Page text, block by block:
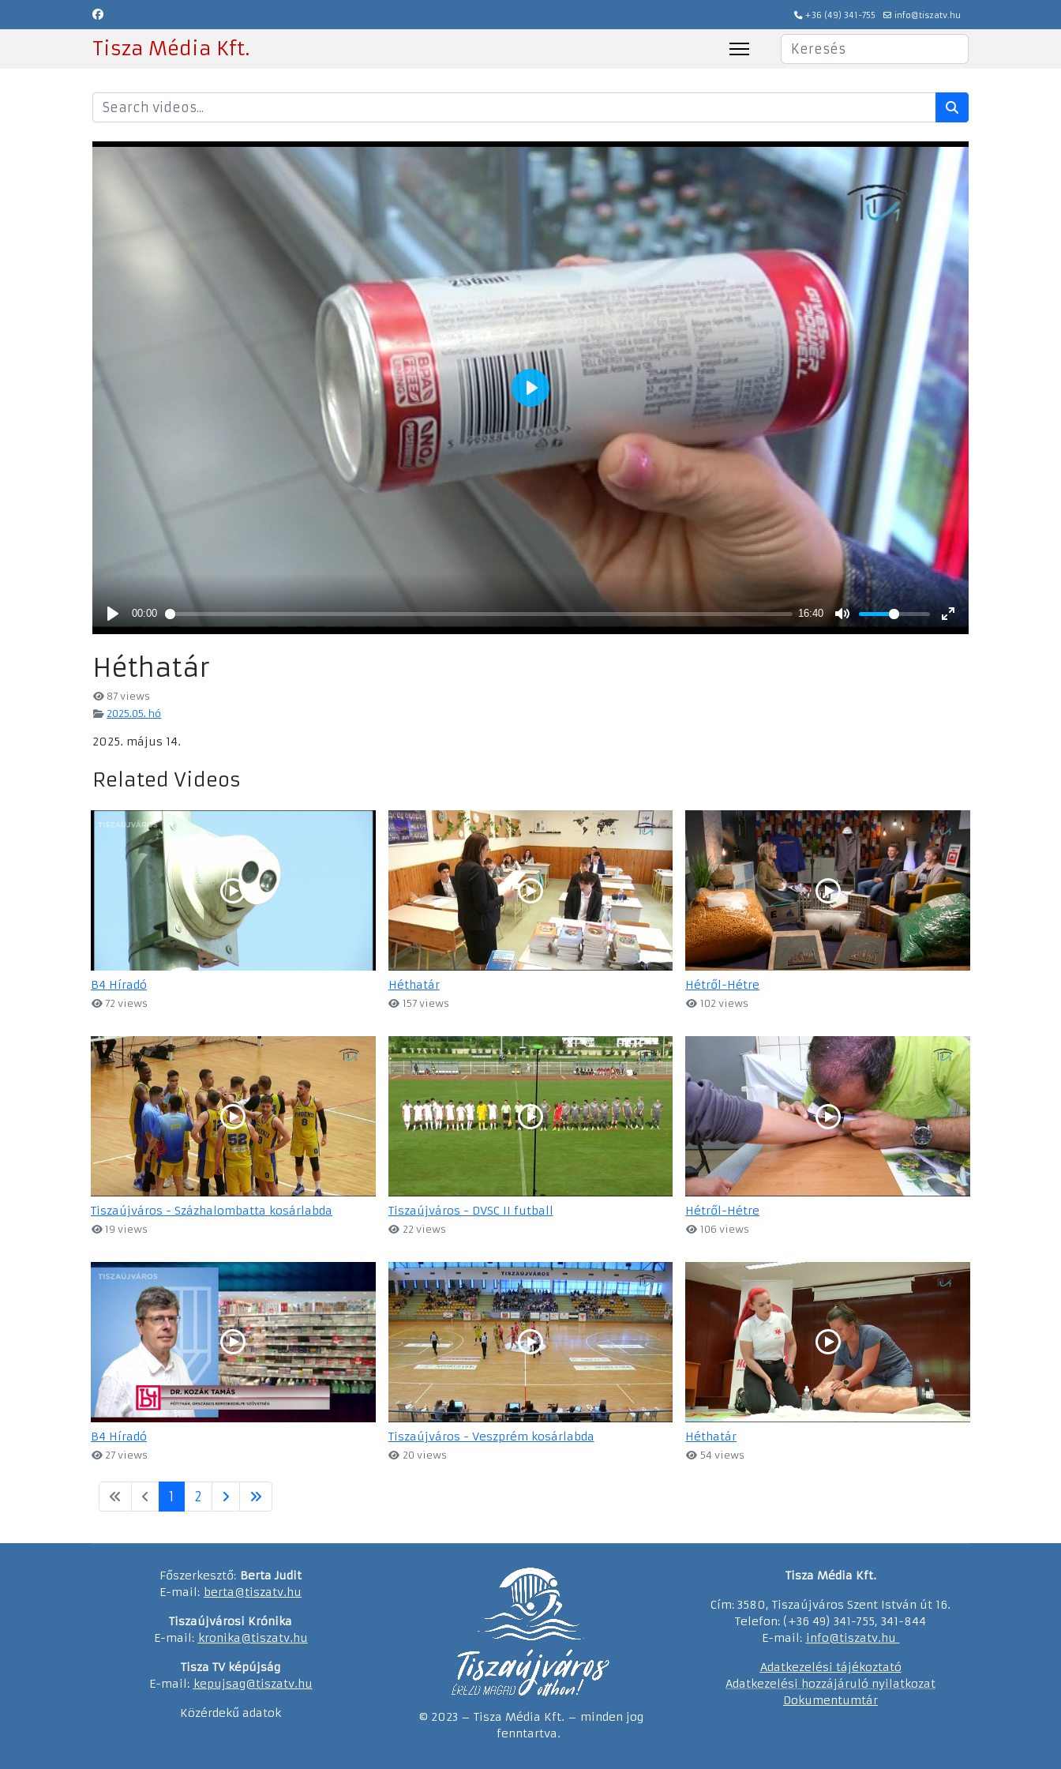
+36 (49) 341-755 info@tiszatv.hu
Tisza Média Kft. Keresés
Héthatár
87 views
2025.05. hó
2025. május 14.
Related Videos
B4 Híradó
72 views
Héthatár
157 views
Hétről-Hétre
102 views
Tiszaújváros - Százhalombatta kosárlabda
19 views
Tiszaújváros - DVSC II futball
22 views
Hétről-Hétre
106 views
B4 Híradó
27 views
Tiszaújváros - Veszprém kosárlabda
20 views
Héthatár
54 views
1 2
Főszerkesztő: Berta Judit
E-mail: berta@tiszatv.hu
Tiszaújvárosi Krónika
E-mail: kronika@tiszatv.hu
Tisza TV képújság
E-mail: kepujsag@tiszatv.hu
Közérdekű adatok
© 2023 – Tisza Média Kft. – minden jog
fenntartva.
Tisza Média Kft.
Cím: 3580, Tiszaújváros Szent István út 16.
Telefon: (+36 49) 341-755, 341-844
E-mail: info@tiszatv.hu
Adatkezelési tájékoztató
Adatkezelési hozzájáruló nyilatkozat
Dokumentumtár